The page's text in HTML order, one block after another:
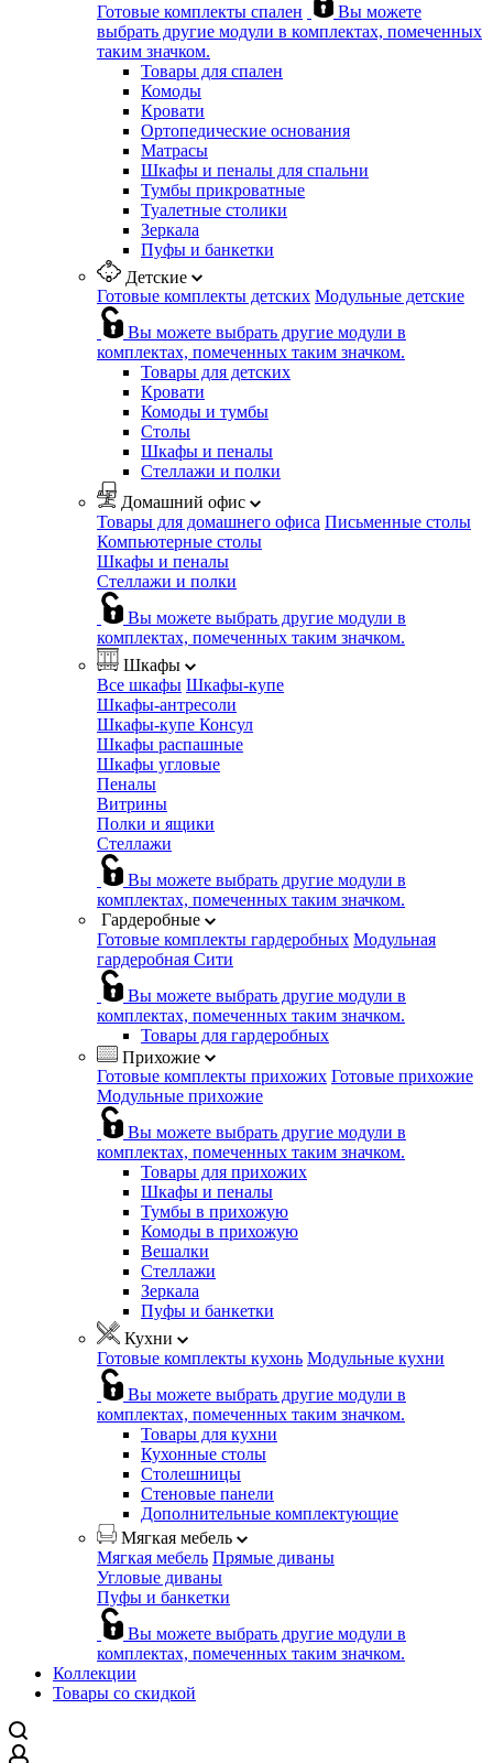
Готовые комплекты спален
Вы можете
выбрать другие модули в комплектах, помеченных
таким значком.
Товары для спален
Комоды
Кровати
Ортопедические основания
Матрасы
Шкафы и пеналы для спальни
Тумбы прикроватные
Туалетные столики
Зеркала
Пуфы и банкетки
Детские
Готовые комплекты детских Модульные детские
Вы можете выбрать другие модули в
комплектах, помеченных таким значком.
Товары для детских
Кровати
Комоды и тумбы
Столы
Шкафы и пеналы
Стеллажи и полки
Домашний офис
Товары для домашнего офиса Письменные столы
Компьютерные столы
Шкафы и пеналы
Стеллажи и полки
Вы можете выбрать другие модули в
комплектах, помеченных таким значком.
Шкафы
Все шкафы Шкафы-купе
Шкафы-антресоли
Шкафы-купе Консул
Шкафы распашные
Шкафы угловые
Пеналы
Витрины
Полки и ящики
Стеллажи
Вы можете выбрать другие модули в
комплектах, помеченных таким значком.
Гардеробные
Готовые комплекты гардеробных Модульная
гардеробная Сити
Вы можете выбрать другие модули в
комплектах, помеченных таким значком.
Товары для гардеробных
Прихожие
Готовые комплекты прихожих Готовые прихожие
Модульные прихожие
Вы можете выбрать другие модули в
комплектах, помеченных таким значком.
Товары для прихожих
Шкафы и пеналы
Тумбы в прихожую
Комоды в прихожую
Вешалки
Стеллажи
Зеркала
Пуфы и банкетки
Кухни
Готовые комплекты кухонь Модульные кухни
Вы можете выбрать другие модули в
комплектах, помеченных таким значком.
Товары для кухни
Кухонные столы
Столешницы
Стеновые панели
Дополнительные комплектующие
Мягкая мебель
Мягкая мебель Прямые диваны
Угловые диваны
Пуфы и банкетки
Вы можете выбрать другие модули в
комплектах, помеченных таким значком.
Коллекции
Товары со скидкой